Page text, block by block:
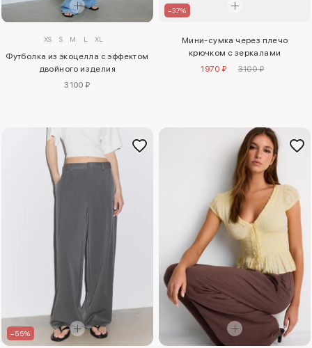
XS S M L XL
Футболка из экоцелла с эффектом
двойного изделия
3100 ₽
–37%
Мини-сумка через плечо
крючком с зеркалами
1970 ₽
3100 ₽
–55%